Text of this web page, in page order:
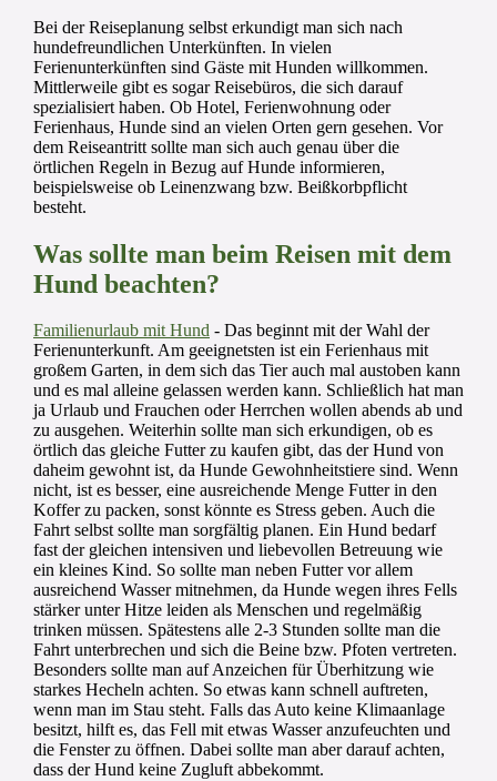
Bei der Reiseplanung selbst erkundigt man sich nach
hundefreundlichen Unterkünften. In vielen
Ferienunterkünften sind Gäste mit Hunden willkommen.
Mittlerweile gibt es sogar Reisebüros, die sich darauf
spezialisiert haben. Ob Hotel, Ferienwohnung oder
Ferienhaus, Hunde sind an vielen Orten gern gesehen. Vor
dem Reiseantritt sollte man sich auch genau über die
örtlichen Regeln in Bezug auf Hunde informieren,
beispielsweise ob Leinenzwang bzw. Beißkorbpflicht
besteht.
Was sollte man beim Reisen mit dem
Hund beachten?
Familienurlaub mit Hund - Das beginnt mit der Wahl der
Ferienunterkunft. Am geeignetsten ist ein Ferienhaus mit
großem Garten, in dem sich das Tier auch mal austoben kann
und es mal alleine gelassen werden kann. Schließlich hat man
ja Urlaub und Frauchen oder Herrchen wollen abends ab und
zu ausgehen. Weiterhin sollte man sich erkundigen, ob es
örtlich das gleiche Futter zu kaufen gibt, das der Hund von
daheim gewohnt ist, da Hunde Gewohnheitstiere sind. Wenn
nicht, ist es besser, eine ausreichende Menge Futter in den
Koffer zu packen, sonst könnte es Stress geben. Auch die
Fahrt selbst sollte man sorgfältig planen. Ein Hund bedarf
fast der gleichen intensiven und liebevollen Betreuung wie
ein kleines Kind. So sollte man neben Futter vor allem
ausreichend Wasser mitnehmen, da Hunde wegen ihres Fells
stärker unter Hitze leiden als Menschen und regelmäßig
trinken müssen. Spätestens alle 2-3 Stunden sollte man die
Fahrt unterbrechen und sich die Beine bzw. Pfoten vertreten.
Besonders sollte man auf Anzeichen für Überhitzung wie
starkes Hecheln achten. So etwas kann schnell auftreten,
wenn man im Stau steht. Falls das Auto keine Klimaanlage
besitzt, hilft es, das Fell mit etwas Wasser anzufeuchten und
die Fenster zu öffnen. Dabei sollte man aber darauf achten,
dass der Hund keine Zugluft abbekommt.